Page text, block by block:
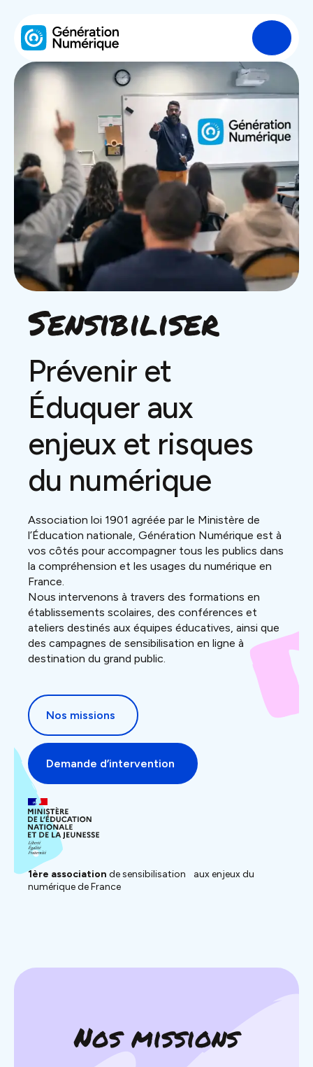
L’Association
Nos interventions
Enquêtes
Ressources
Dans la presse
Contact
Sensibiliser
Prévenir et
Éduquer aux
enjeux et risques
du numérique
Association loi 1901 agréée par le Ministère de
l’Éducation nationale, Génération Numérique est à
vos côtés pour accompagner tous les publics dans
la compréhension et les usages du numérique en
France.
Nous intervenons à travers des formations en
établissements scolaires, des conférences et
ateliers destinés aux équipes éducatives, ainsi que
des campagnes de sensibilisation en ligne à
destination du grand public.
Nos missions
Demande d’intervention
1ère association de sensibilisation aux enjeux du
numérique de France
Nos missions